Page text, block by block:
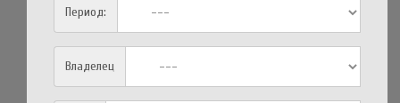
Период:
Владелец